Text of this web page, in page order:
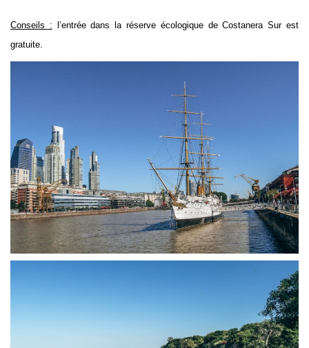
Conseils : l’entrée dans la réserve écologique de Costanera Sur est
gratuite.